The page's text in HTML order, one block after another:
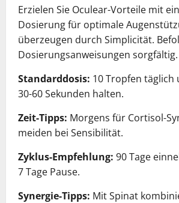
Erzielen Sie Oculear-Vorteile mit
Dosierung für optimale
überzeugen durch Simplicität.
Dosierungsanweisungen sorgfältig.
Standarddosis: 10 Tropfen täglich
30-60 Sekunden halten.
Zeit-Tipps: Morgens für Cortisol-
meiden bei Sensibilität.
Zyklus-Empfehlung: 90 Tage
7 Tage Pause.
Synergie-Tipps: Mit Spinat